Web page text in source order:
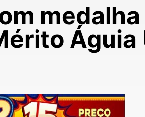
Águia